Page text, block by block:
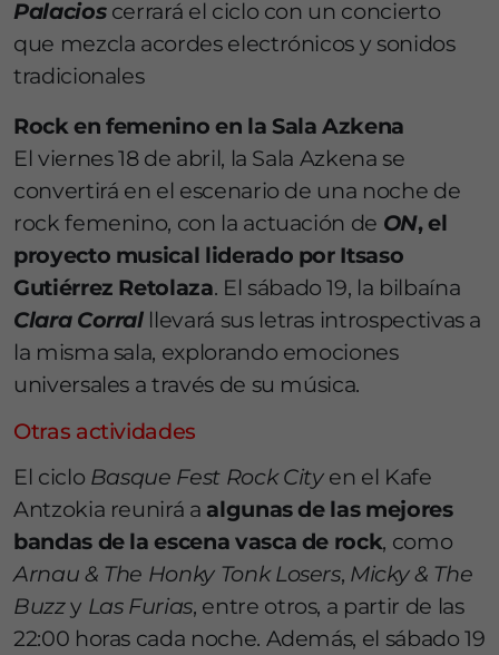
Palacioscerrará el ciclo con un concierto
que mezcla acordes electrónicos y sonidos
tradicionales
Rock en femenino en la Sala Azkena
El viernes 18 de abril, la Sala Azkena se
convertirá en el escenario de una noche de
rock femenino, con la actuación de ON, el
proyecto musical liderado por Itsaso
Gutiérrez Retolaza. El sábado 19, la bilbaína
Clara Corral llevará sus letras introspectivas a
la misma sala, explorando emociones
universales a través de su música.
Otras actividades
El ciclo Basque Fest Rock Cityen el Kafe
Antzokia reunirá a algunas de las mejores
bandas de la escena vasca de rock, como
Arnau & The Honky Tonk Losers, Micky & The
Buzzy Las Furias, entre otros, a partir de las
22:00 horas cada noche. Además, el sábado 19